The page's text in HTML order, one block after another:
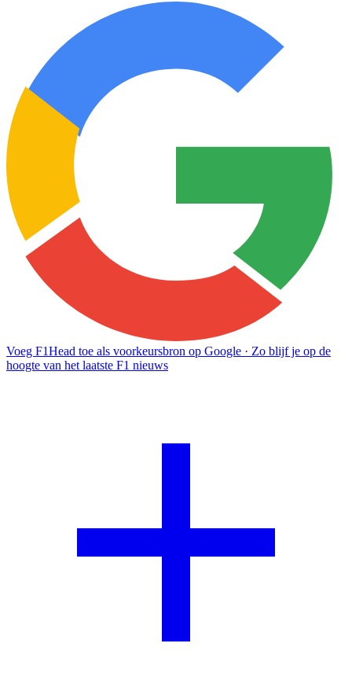
Voeg F1Head toe als voorkeursbron op Google · Zo blijf je op de
hoogte van het laatste F1 nieuws